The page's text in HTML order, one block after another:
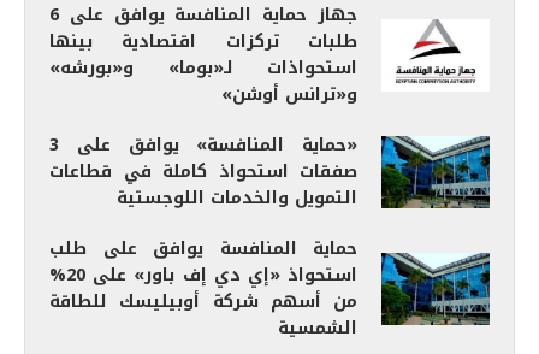
جهاز حماية المنافسة يوافق على 6
طلبات تركزات اقتصادية بينها
استحواذات لـ«بوما» و«بورشه»
و«ترانس أوشن»
«حماية المنافسة» يوافق على 3
صفقات استحواذ كاملة في قطاعات
التمويل والخدمات اللوجستية
حماية المنافسة يوافق على طلب
استحواذ «إي دي إف باور» على 20%
من أسهم شركة أوبيليسك للطاقة
الشمسية